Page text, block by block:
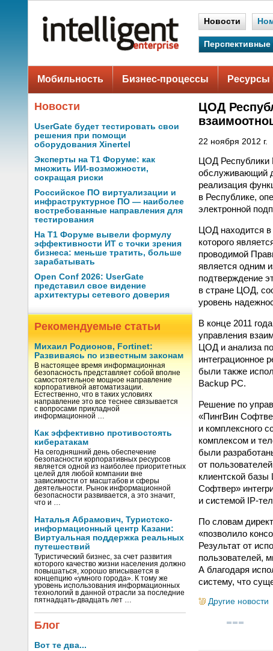
Новости
Мобильность Бизнес-процессы Ресурсы
Новости
UserGate будет тестировать свои
решения при помощи
оборудования Xinertel
Эксперты на Т1 Форуме: как
множить ИИ-возможности,
сокращая риски
Российское ПО виртуализации и
инфраструктурное ПО — наиболее
востребованные направления для
тестирования
На Т1 Форуме вывели формулу
эффективности ИТ с точки зрения
бизнеса: меньше тратить, больше
зарабатывать
Open Conf 2026: UserGate
представил свое видение
архитектуры сетевого доверия
Рекомендуемые статьи
Михаил Родионов, Fortinet:
Развиваясь по известным законам
В настоящее время информационная
безопасность представляет собой вполне
самостоятельное мощное направление
корпоративной автоматизации.
Естественно, что в таких условиях
направление это все теснее связывается
с вопросами прикладной
информационной …
Как эффективно противостоять
кибератакам
На сегодняшний день обеспечение
безопасности корпоративных ресурсов
является одной из наиболее приоритетных
целей для любой компании вне
зависимости от масштабов и сферы
деятельности. Рынок информационной
безопасности развивается, а это значит,
что и …
Наталья Абрамович, Туристско-
информационный центр Казани:
Виртуальная поддержка реальных
путешествий
Туристический бизнес, за счет развития
которого качество жизни населения должно
повышаться, хорошо вписывается в
концепцию «умного города». К тому же
уровень использования информационных
технологий в данной отрасли за последние
пятнадцать-двадцать лет …
Блог
Вот те два...
ЦОД
22 ноября 2012 г.
ЦОД Республики
обслуживающий
реализация
в Республике,
электронной
ЦОД находится в
которого
проводимой
является одним
подтверждение
в стране ЦОД,
уровень
В конце 2011
управления
ЦОД и анализа
интеграционное
были также
Backup PC.
Решение по
«ПингВин
и комплексного
комплексом и
были
от
клиентской
Софтвер»
и системой IP-
По словам
«позволило
Результат от
пользователей,
А благодаря
систему, что
Другие новости